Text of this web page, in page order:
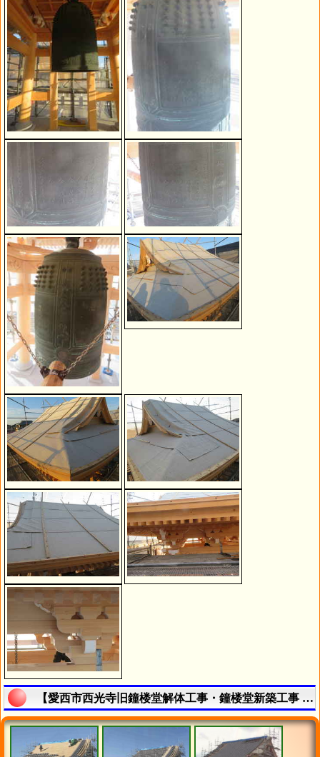
【愛西市西光寺旧鐘楼堂解体工事・鐘楼堂新築工事 - 令和７年６月 - | 寺院・お寺の建築工事履歴写真】の説明終了